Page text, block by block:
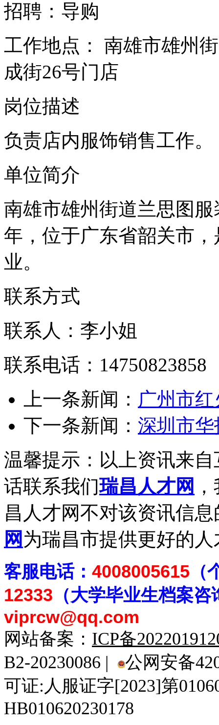
招聘：导购
工作地点： 南雄市雄州
成街26号门店
岗位描述
负责店内服饰销售工作。
单位简介
南雄市雄州街道兰思图
年，位于广东省韶关市
业。
联系方式
联系人：李小姐
联系电话：14750823858
上一条新闻： 广州市
下一条新闻： 深圳市
温馨提示：以上资讯来
话联系我们瑞昌人才网
昌人才网不对该资讯信
网 为瑞昌市提供更好的
客服电话： 4008005615
12333 （大学毕业生档案咨
viprcw@qq.com
网站备案： ICP备
B2-20230086 |
公网安备
可证:人服证字[2023]第
HB010620230178